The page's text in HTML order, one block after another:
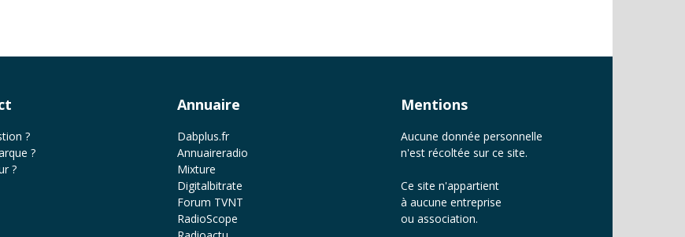
?
?
?
Annuaire
Dabplus.fr
Annuaireradio
Mixture
Digitalbitrate
Forum TVNT
RadioScope
Mentions
Aucune donnée personnelle
n'est récoltée sur ce site.
Ce site n'appartient
à aucune entreprise
ou association.